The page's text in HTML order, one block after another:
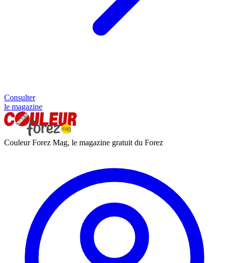
Consulter
le magazine
Couleur Forez Mag, le magazine gratuit du Forez